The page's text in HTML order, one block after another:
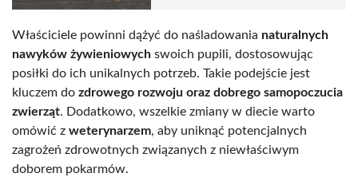
Właściciele powinni dążyć do naśladowania naturalnych
nawyków żywieniowych swoich pupili, dostosowując
posiłki do ich unikalnych potrzeb. Takie podejście jest
kluczem do zdrowego rozwoju oraz dobrego samopoczucia
zwierząt. Dodatkowo, wszelkie zmiany w diecie warto
omówić z weterynarzem, aby uniknąć potencjalnych
zagrożeń zdrowotnych związanych z niewłaściwym
doborem pokarmów.